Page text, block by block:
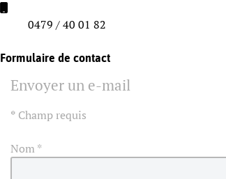
0479 / 40 01 82
Formulaire de contact
Envoyer un e-mail
* Champ requis
Nom *